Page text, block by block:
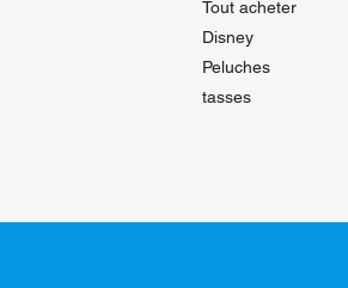
Tout acheter
Disney
Peluches
tasses